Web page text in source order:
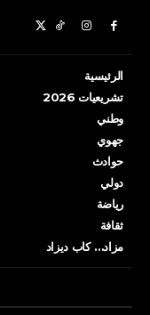
الرئيسية
تشريعيات 2026
وطني
جهوي
حوادث
دولي
رياضة
ثقافة
مزاد… كاب ديزاد